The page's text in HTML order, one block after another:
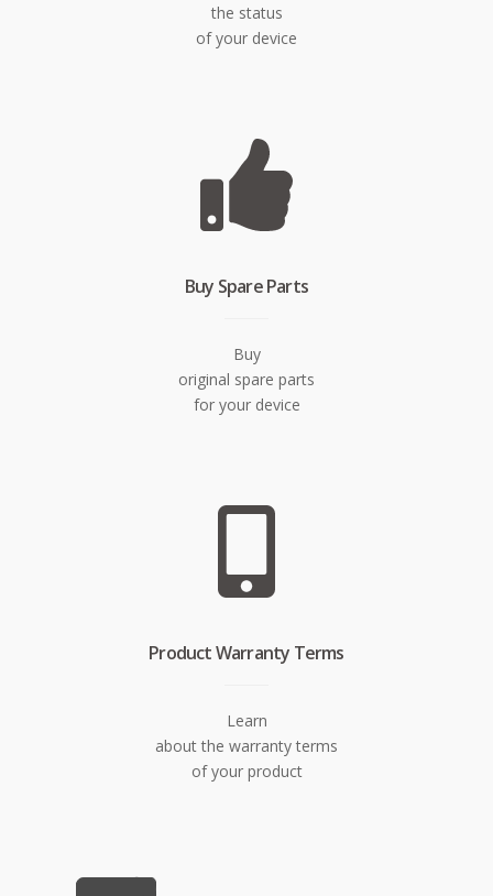
the status
of your device
Buy Spare Parts
Buy
original spare parts
for your device
Product Warranty Terms
Learn
about the warranty terms
of your product